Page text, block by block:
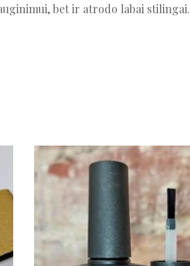
bet ir atrodo labai stilingai.